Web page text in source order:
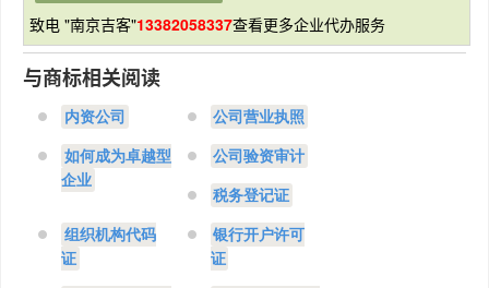
致电 "南京吉客"13382058337查看更多企业代办服务
与商标相关阅读
内资公司 公司营业执照
如何成为卓越型
企业
公司验资审计
税务登记证
组织机构代码
证
银行开户许可
证